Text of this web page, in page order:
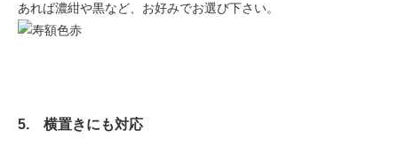
あれば濃紺や黒など、お好みでお選び下さい。
5. 横置きにも対応